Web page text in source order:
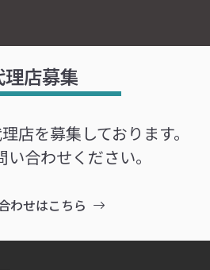
理店募集
店を募集しております。
合わせください。
わせはこちら